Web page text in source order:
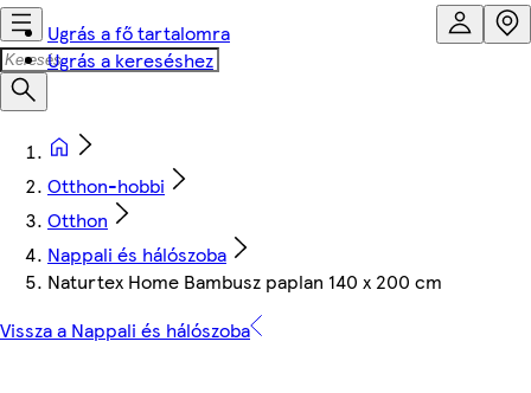
Ugrás a fő tartalomra
Ugrás a kereséshez
Otthon-hobbi
Otthon
Nappali és hálószoba
Naturtex Home Bambusz paplan 140 x 200 cm
Vissza a Nappali és hálószoba